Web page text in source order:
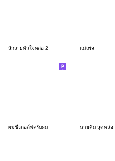
สักลายหัวใจหล่อ 2 แม่เพจ
ผมชื่อกอล์ฟครับผม นายคิม สุดหล่อ